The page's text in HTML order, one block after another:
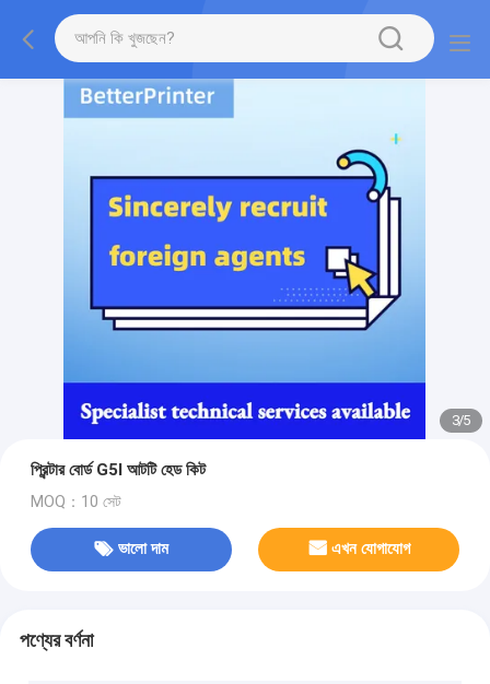
3/5
প্রিন্টার বোর্ড G5I আটটি হেড কিট
MOQ：10 সেট
ভালো দাম এখন যোগাযোগ
পণ্যের বর্ণনা